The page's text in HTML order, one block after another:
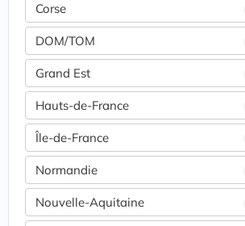
Corse
DOM/TOM
Grand Est
Hauts-de-France
Île-de-France
Normandie
Nouvelle-Aquitaine